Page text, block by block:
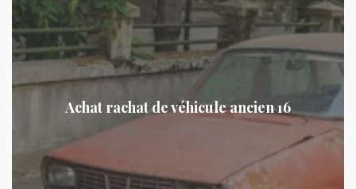
Achat rachat de véhicule ancien 16